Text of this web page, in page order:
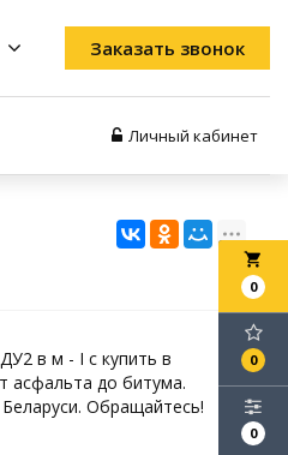
Заказать звонок
Личный кабинет
local_grocery_store
0
0
0
в м - I с купить в
асфальта до битума.
Обращайтесь!